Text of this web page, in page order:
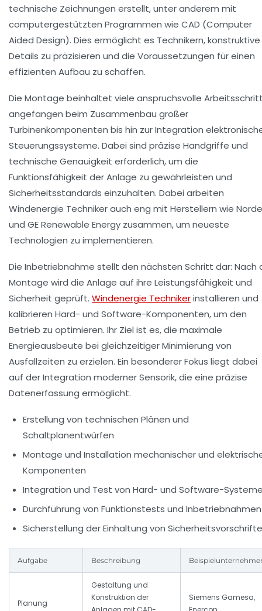
technische Zeichnungen erstellt, unter anderem mit
computergestützten Programmen wie CAD (Computer
Aided Design). Dies ermöglicht es Technikern, konstruktive
Details zu präzisieren und die Voraussetzungen für einen
effizienten Aufbau zu schaffen.
Die Montage beinhaltet viele anspruchsvolle
angefangen beim Zusammenbau großer
Turbinenkomponenten bis hin zur Integration
Steuerungssysteme. Dabei sind präzise Handgriffe und
technische Genauigkeit erforderlich, um die
Funktionsfähigkeit der Anlage zu gewährleisten und
Sicherheitsstandards einzuhalten. Dabei arbeiten
Windenergie Techniker auch eng mit Herstellern wie
und GE Renewable Energy zusammen, um neueste
Technologien zu implementieren.
Die Inbetriebnahme stellt den nächsten Schritt dar: Nach
Montage wird die Anlage auf ihre Leistungsfähigkeit und
Sicherheit geprüft. Windenergie Technikerinstallieren und
kalibrieren Hard- und Software-Komponenten, um den
Betrieb zu optimieren. Ihr Ziel ist es, die maximale
Energieausbeute bei gleichzeitiger Minimierung von
Ausfallzeiten zu erzielen. Ein besonderer Fokus liegt dabei
auf der Integration moderner Sensorik, die eine präzise
Datenerfassung ermöglicht.
Erstellung von technischen Plänen und
Schaltplanentwürfen
Montage und Installation mechanischer und
Komponenten
Integration und Test von Hard- und Software-
Durchführung von Funktionstests und Inbetriebnahmen
Sicherstellung der Einhaltung von
Aufgabe Beschreibung
Planung
Gestaltung und
Konstruktion der
Siemens Gamesa,